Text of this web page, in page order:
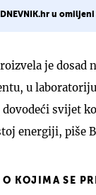
u
je dosad
u
svijet
energiji, piše
KOJIMA SE